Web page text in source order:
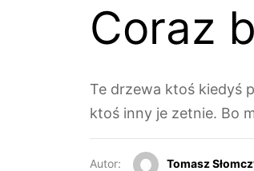
Coraz
Te drzewa ktoś kiedyś
ktoś inny je zetnie. Bo
Autor: Tomasz